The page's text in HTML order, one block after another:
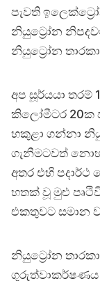
පැවති
නියුට්‍රෝන
නියුට්‍රෝන
අප ⁣සූර්යයා
කිලෝමීටර 20ක
හකුළා ගන්නා
ගැනීමටවත්
අතර එහි
හතක් වූ මුළු
එකතුවට සමාන
නියුට්‍රෝන
ගුරුත්වාකර්ෂණය